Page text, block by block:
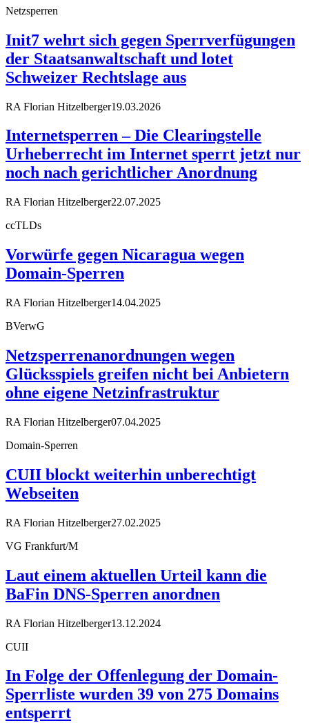
Netzsperren
Init7 wehrt sich gegen Sperrverfügungen
der Staatsanwaltschaft und lotet
Schweizer Rechtslage aus
RA Florian Hitzelberger19.03.2026
Internetsperren – Die Clearingstelle
Urheberrecht im Internet sperrt jetzt nur
noch nach gerichtlicher Anordnung
RA Florian Hitzelberger22.07.2025
ccTLDs
Vorwürfe gegen Nicaragua wegen
Domain-Sperren
RA Florian Hitzelberger14.04.2025
BVerwG
Netzsperrenanordnungen wegen
Glücksspiels greifen nicht bei Anbietern
ohne eigene Netzinfrastruktur
RA Florian Hitzelberger07.04.2025
Domain-Sperren
CUII blockt weiterhin unberechtigt
Webseiten
RA Florian Hitzelberger27.02.2025
VG Frankfurt/M
Laut einem aktuellen Urteil kann die
BaFin DNS-Sperren anordnen
RA Florian Hitzelberger13.12.2024
CUII
In Folge der Offenlegung der Domain-
Sperrliste wurden 39 von 275 Domains
entsperrt